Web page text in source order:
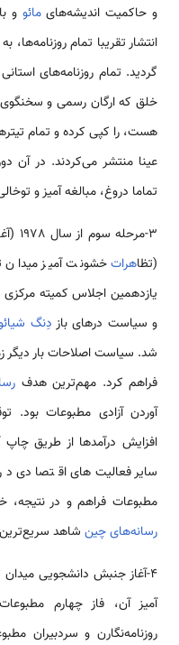
و حاکمیت اندیشه­‌هایمائو و
گردید. تمام روزنامه‌های
خلق که ارگان رسمی و
هست، را کپی کرده و تمام
عینا منتشر می‌کردند. در آن
تماما دروغ، مبالغه آمیز و
(تظاهراتخشونت آمیز میدان
یازدهمین اجلاس کمیته مرکزی
و سیاست درهای باز دِنگ
شد. سیاست اصلاحات بار دیگر
فراهم کرد. مهم­‌ترین هدف
آوردن آزادی مطبوعات بود.
افزایش درآمدها از طریق
سایر فعالیت­‌های اقتصادی
مطبوعات فراهم و در نتیجه،
رسانه‌های چین شاهد
آمیز آن، فاز چهارم مطبوعات
روزنامه‌نگارن و سردبیران